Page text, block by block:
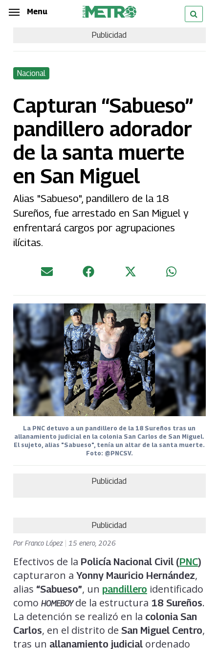
Skip
content
Menu
Publicidad
Nacional
Capturan “Sabueso”
pandillero adorador
de la santa muerte
en San Miguel
Alias "Sabueso", pandillero de la 18
Sureños, fue arrestado en San Miguel y
enfrentará cargos por agrupaciones
ilícitas.
La PNC detuvo a un pandillero de la 18 Sureños tras un
allanamiento judicial en la colonia San Carlos de San Miguel.
El sujeto, alias "Sabueso", tenía un altar de la santa muerte.
Foto: @PNCSV.
Publicidad
Publicidad
PorFranco López 15 enero, 2026
Efectivos de la Policía Nacional Civil (PNC)
capturaron a Yonny Mauricio Hernández,
alias “Sabueso”, un pandillero identificado
como HOMEBOYde la estructura 18 Sureños.
La detención se realizó en la colonia San
Carlos, en el distrito de San Miguel Centro,
tras un allanamiento judicialordenado
Menu